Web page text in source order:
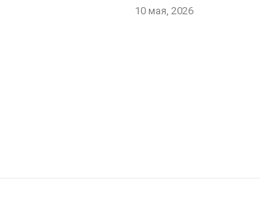
10 мая, 2026